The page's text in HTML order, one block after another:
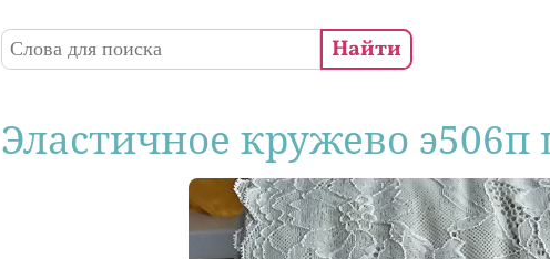
Форма поиска
Поиск
Эластичное кружево